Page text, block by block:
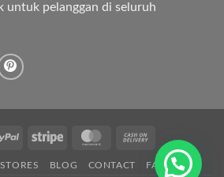
untuk pelanggan di seluruh
PayPal Stripe MasterCard
On
Delivery
BLOG CONTACT FAQ